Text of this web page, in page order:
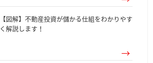
【図解】不動産投資が儲かる仕組をわかりやす
く解説します！